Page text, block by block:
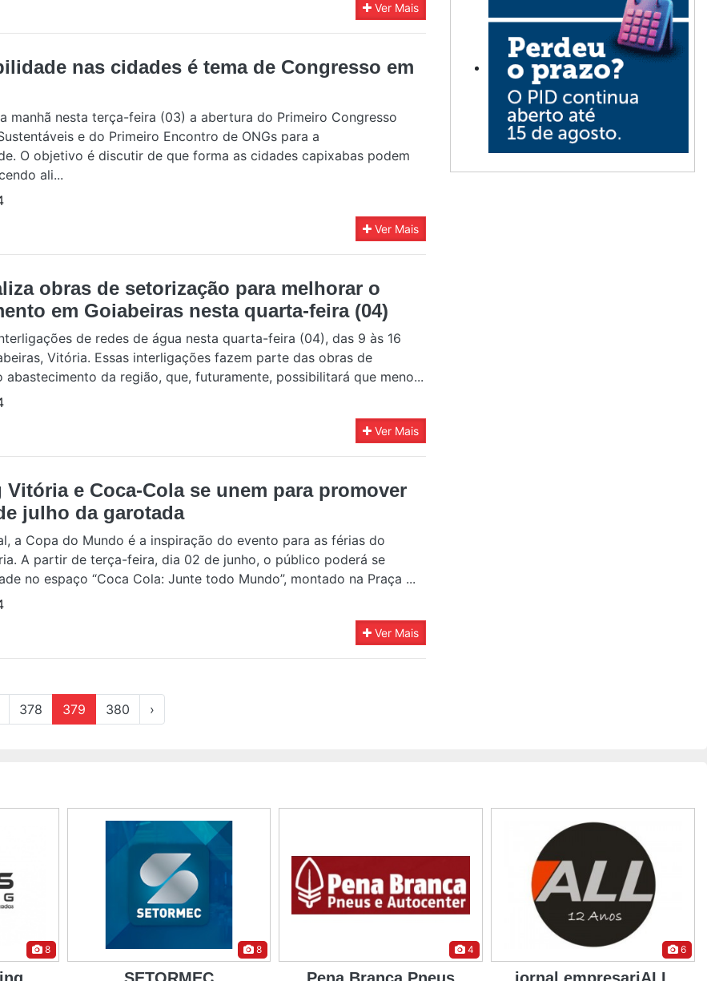
Ver Mais
nas cidades é tema de Congresso em
manhã nesta terça-feira (03) a abertura do Primeiro Congresso
e do Primeiro Encontro de ONGs para a
O objetivo é discutir de que forma as cidades capixabas podem
ali...
Ver Mais
obras de setorização para melhorar o
em Goiabeiras nesta quarta-feira (04)
de redes de água nesta quarta-feira (04), das 9 às 16
Vitória. Essas interligações fazem parte das obras de
abastecimento da região, que, futuramente, possibilitará que meno...
Ver Mais
e Coca-Cola se unem para promover
julho da garotada
a Copa do Mundo é a inspiração do evento para as férias do
A partir de terça-feira, dia 02 de junho, o público poderá se
no espaço “Coca Cola: Junte todo Mundo”, montado na Praça ...
Ver Mais
378 379 380 ›
8 4
Pena Branca Pneus
6
jornal empresariALL
7
Kanaflex - Indústria de